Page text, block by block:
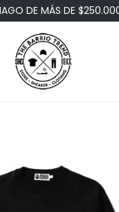
DE MÁS DE $250.000